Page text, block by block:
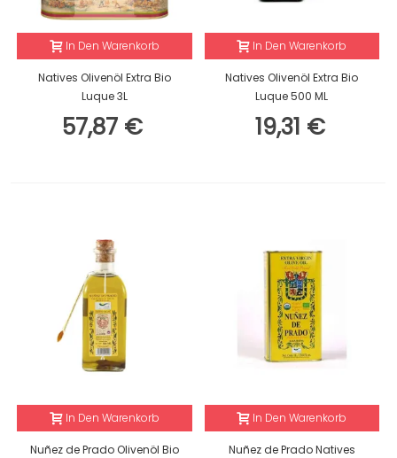
In Den Warenkorb
Natives Olivenöl Extra Bio
Luque 3L
57,87 €
In Den Warenkorb
Natives Olivenöl Extra Bio
Luque 500 ML
19,31 €
In Den Warenkorb
Nuñez de Prado Olivenöl Bio
In Den Warenkorb
Nuñez de Prado Natives